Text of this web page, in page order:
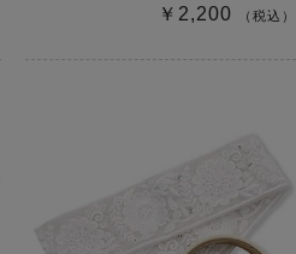
￥2,200 （税込）